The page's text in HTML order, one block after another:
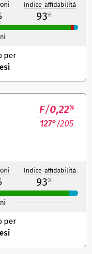
Indice affidabilità
93%
per
F/0,22%
127°/205
Indice affidabilità
93%
per